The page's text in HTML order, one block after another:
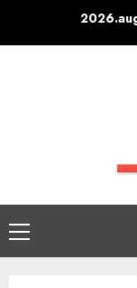
Primary
Menu